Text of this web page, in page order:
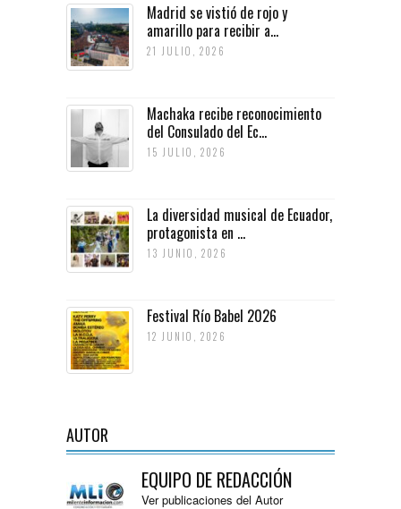
Madrid se vistió de rojo y
amarillo para recibir a...
21 JULIO, 2026
Machaka recibe reconocimiento
del Consulado del Ec...
15 JULIO, 2026
La diversidad musical de Ecuador,
protagonista en ...
13 JUNIO, 2026
Festival Río Babel 2026
12 JUNIO, 2026
AUTOR
EQUIPO DE REDACCIÓN
Ver publicaciones del Autor